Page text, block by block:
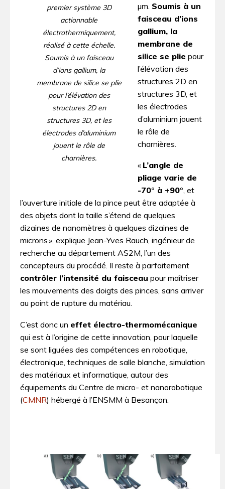
premier système 3D
actionnable
électrothermiquement,
réalisé à cette échelle.
Soumis à un faisceau
d’ions gallium, la
membrane de silice se plie
pour l’élévation des
structures 2D en
structures 3D, et les
électrodes d’aluminium
jouent le rôle de
charnières.
µm. Soumis à un
faisceau d’ions
gallium, la
membrane de
silice se plie pour
l’élévation des
structures 2D en
structures 3D, et
les électrodes
d’aluminium jouent
le rôle de
charnières.
« L’angle de
pliage varie de
-70° à +90°, et
l’ouverture initiale de la pince peut être adaptée à
des objets dont la taille s’étend de quelques
dizaines de nanomètres à quelques dizaines de
microns », explique Jean-Yves Rauch, ingénieur de
recherche au département AS2M, l’un des
concepteurs du procédé. Il reste à parfaitement
contrôler l’intensité du faisceau pour maîtriser
les mouvements des doigts des pinces, sans arriver
au point de rupture du matériau.
C’est donc un effet électro-thermomécanique
qui est à l’origine de cette innovation, pour laquelle
se sont liguées des compétences en robotique,
électronique, techniques de salle blanche, simulation
des matériaux et informatique, autour des
équipements du Centre de micro- et nanorobotique
(CMNR) hébergé à l’ENSMM à Besançon.